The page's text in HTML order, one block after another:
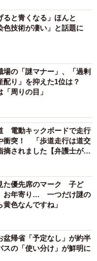
ると青くなる」ほんと
技術が凄い」と話題に
場の「謎マナー」、「過剰
配り」を抑えた1位は？
周りの目」
電動キックボードで走行
衝突！ 「歩道走行は道交
摘されました【弁護士が解
た優先席のマーク 子ど
お年寄り… 一つだけ謎の
色なんですね」
盆帰省「予定なし」が約半
の「使い分け」が鮮明に